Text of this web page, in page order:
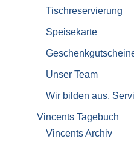
Tischreservierung
Speisekarte
Unser Team
Wir bilden aus,
Vincents Tagebuch
Vincents Archiv